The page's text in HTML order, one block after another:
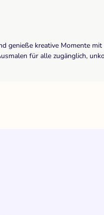
genieße kreative Momente
für alle zugänglich,